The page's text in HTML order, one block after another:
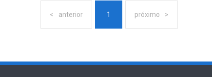
anterior 1 próximo